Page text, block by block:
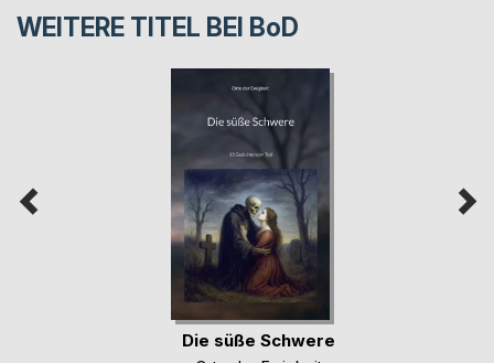
WEITERE TITEL BEI BoD
Die süße Schwere